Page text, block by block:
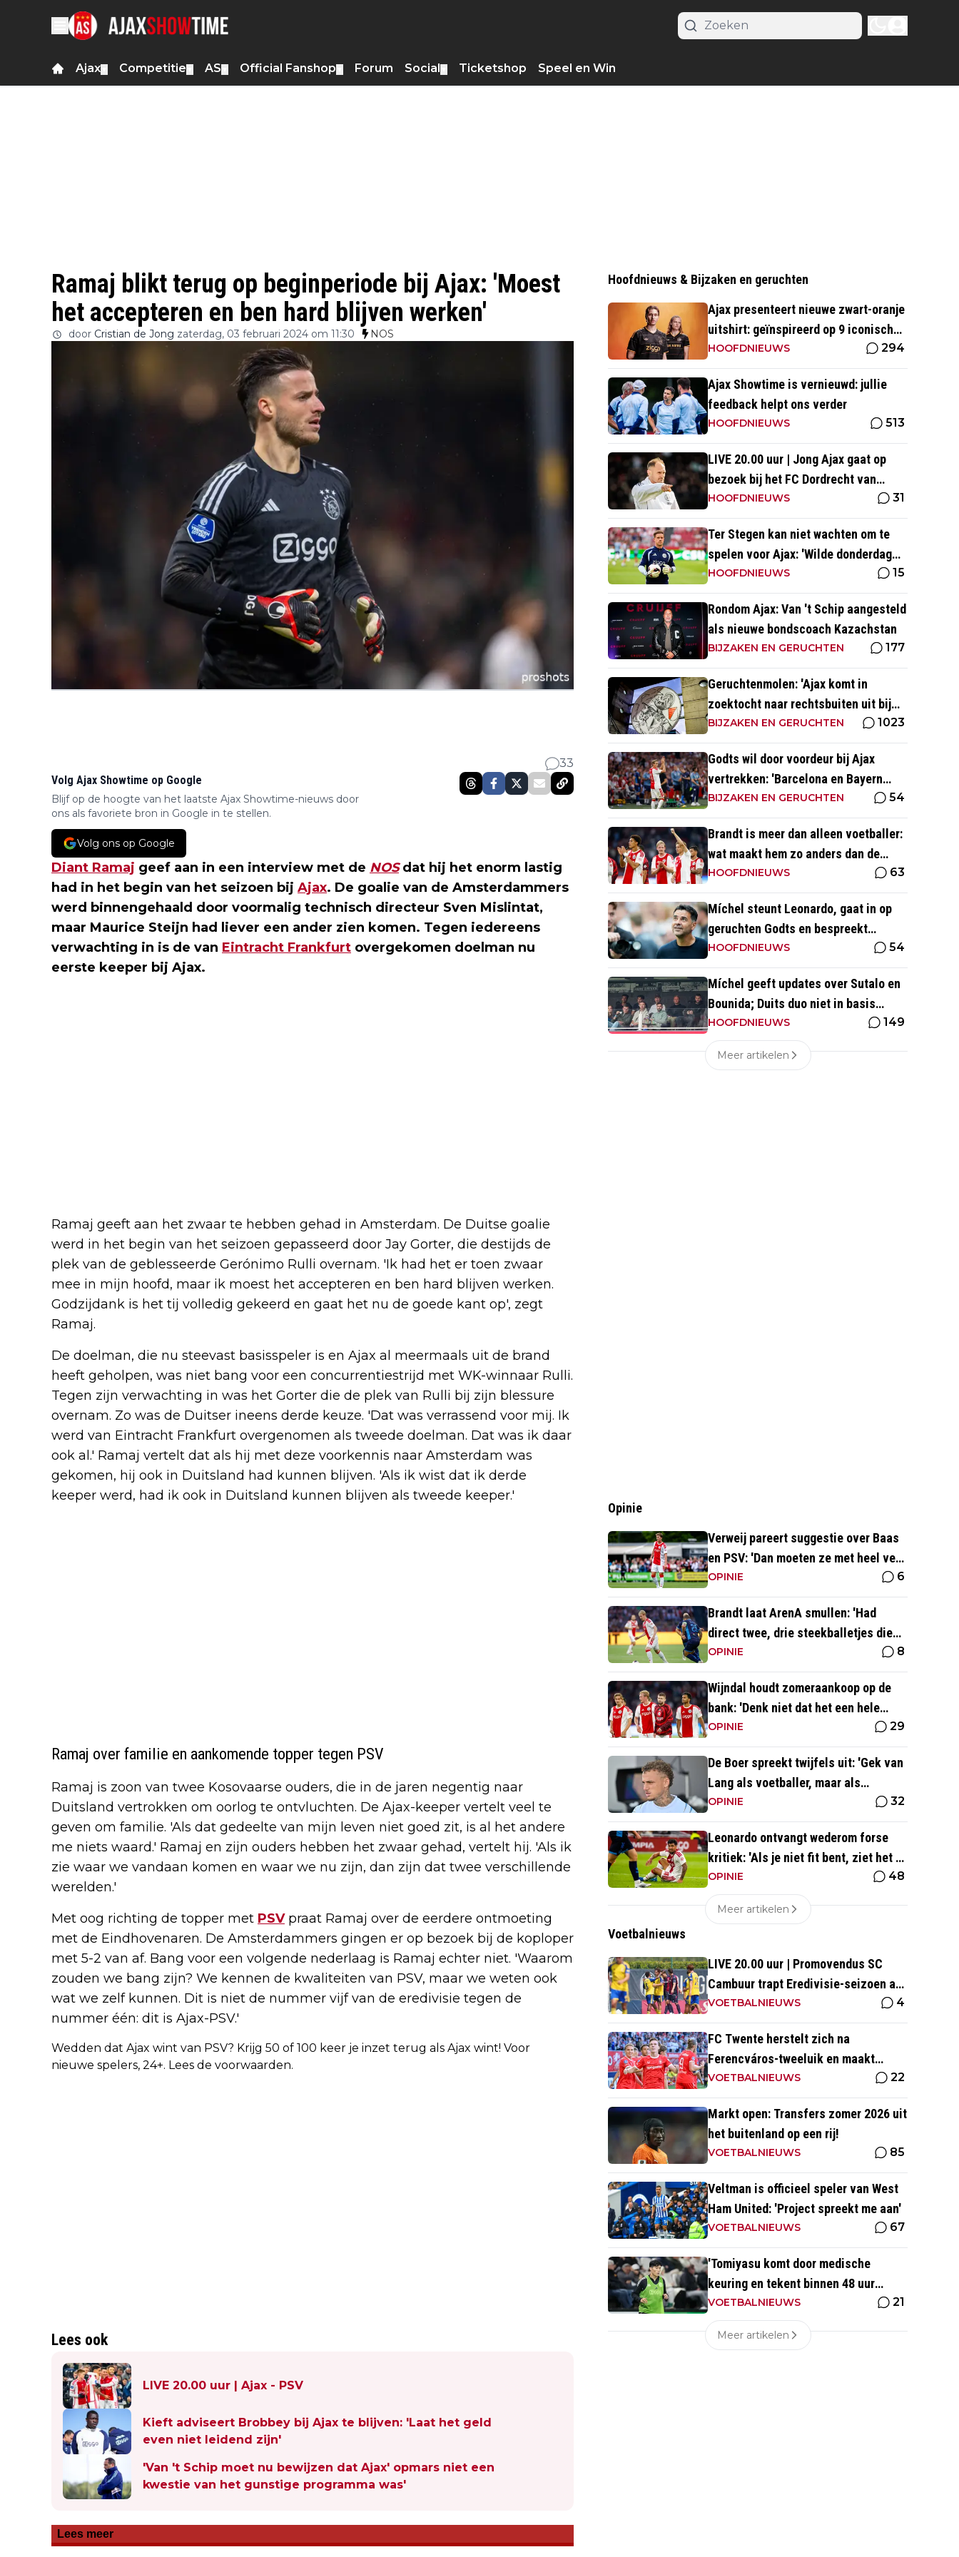
Ajax Competitie AS Official Fanshop Forum Social Ticketshop Speel en Win
Ramaj blikt terug op beginperiode bij Ajax: 'Moest
het accepteren en ben hard blijven werken'
door Cristian de Jong zaterdag, 03 februari 2024 om 11:30 NOS
33
Volg Ajax Showtime op Google
Blijf op de hoogte van het laatste Ajax Showtime-nieuws door
ons als favoriete bron in Google in te stellen.
Volg ons op Google
Diant Ramaj geef aan in een interview met de NOSdat hij het enorm lastig
had in het begin van het seizoen bij Ajax. De goalie van de Amsterdammers
werd binnengehaald door voormalig technisch directeur Sven Mislintat,
maar Maurice Steijn had liever een ander zien komen. Tegen iedereens
verwachting in is de van Eintracht Frankfurt overgekomen doelman nu
eerste keeper bij Ajax.
Ramaj geeft aan het zwaar te hebben gehad in Amsterdam. De Duitse goalie
werd in het begin van het seizoen gepasseerd door Jay Gorter, die destijds de
plek van de geblesseerde Gerónimo Rulli overnam. 'Ik had het er toen zwaar
mee in mijn hoofd, maar ik moest het accepteren en ben hard blijven werken.
Godzijdank is het tij volledig gekeerd en gaat het nu de goede kant op', zegt
Ramaj.
De doelman, die nu steevast basisspeler is en Ajax al meermaals uit de brand
heeft geholpen, was niet bang voor een concurrentiestrijd met WK-winnaar Rulli.
Tegen zijn verwachting in was het Gorter die de plek van Rulli bij zijn blessure
overnam. Zo was de Duitser ineens derde keuze. 'Dat was verrassend voor mij. Ik
werd van Eintracht Frankfurt overgenomen als tweede doelman. Dat was ik daar
ook al.' Ramaj vertelt dat als hij met deze voorkennis naar Amsterdam was
gekomen, hij ook in Duitsland had kunnen blijven. 'Als ik wist dat ik derde
keeper werd, had ik ook in Duitsland kunnen blijven als tweede keeper.'
Ramaj over familie en aankomende topper tegen PSV
Ramaj is zoon van twee Kosovaarse ouders, die in de jaren negentig naar
Duitsland vertrokken om oorlog te ontvluchten. De Ajax-keeper vertelt veel te
geven om familie. 'Als dat gedeelte van mijn leven niet goed zit, is al het andere
me niets waard.' Ramaj en zijn ouders hebben het zwaar gehad, vertelt hij. 'Als ik
zie waar we vandaan komen en waar we nu zijn, dan zijn dat twee verschillende
werelden.'
Met oog richting de topper met PSVpraat Ramaj over de eerdere ontmoeting
met de Eindhovenaren. De Amsterdammers gingen er op bezoek bij de koploper
met 5-2 van af. Bang voor een volgende nederlaag is Ramaj echter niet. 'Waarom
zouden we bang zijn? We kennen de kwaliteiten van PSV, maar we weten ook
wat we zelf kunnen. Dit is niet de nummer vijf van de eredivisie tegen de
nummer één: dit is Ajax-PSV.'
Wedden dat Ajax wint van PSV? Krijg 50 of 100 keer je inzet terug als Ajax wint! Voor
nieuwe spelers, 24+. Lees de voorwaarden.
Lees ook
LIVE 20.00 uur | Ajax - PSV
Kieft adviseert Brobbey bij Ajax te blijven: 'Laat het geld
even niet leidend zijn'
'Van 't Schip moet nu bewijzen dat Ajax' opmars niet een
kwestie van het gunstige programma was'
Hoofdnieuws & Bijzaken en geruchten
Ajax presenteert nieuwe zwart-oranje
uitshirt: geïnspireerd op 9 iconische
momenten uit clubhistorie
HOOFDNIEUWS 294
Ajax Showtime is vernieuwd: jullie
feedback helpt ons verder
HOOFDNIEUWS 513
LIVE 20.00 uur | Jong Ajax gaat op
bezoek bij het FC Dordrecht van
Nuijten
HOOFDNIEUWS 31
Ter Stegen kan niet wachten om te
spelen voor Ajax: 'Wilde donderdag
ook op het veld staan'
HOOFDNIEUWS 15
Rondom Ajax: Van 't Schip aangesteld
als nieuwe bondscoach Kazachstan
BIJZAKEN EN GERUCHTEN 177
Geruchtenmolen: 'Ajax komt in
zoektocht naar rechtsbuiten uit bij
Couto'
BIJZAKEN EN GERUCHTEN 1023
Godts wil door voordeur bij Ajax
vertrekken: 'Barcelona en Bayern
waren ook heel serieus'
BIJZAKEN EN GERUCHTEN 54
Brandt is meer dan alleen voetballer:
wat maakt hem zo anders dan de
'gemiddelde' voetballer?
HOOFDNIEUWS 63
Míchel steunt Leonardo, gaat in op
geruchten Godts en bespreekt
toekomst Baas bij Ajax
HOOFDNIEUWS 54
Míchel geeft updates over Sutalo en
Bounida; Duits duo niet in basis
tegen PEC Zwolle
HOOFDNIEUWS 149
Meer artikelen
Opinie
Verweij pareert suggestie over Baas
en PSV: 'Dan moeten ze met heel veel
geld over de brug komen'
OPINIE 6
Brandt laat ArenA smullen: 'Had
direct twee, drie steekballetjes die
gewoon perfect waren'
OPINIE 8
Wijndal houdt zomeraankoop op de
bank: 'Denk niet dat het een hele
goede verdediger is'
OPINIE 29
De Boer spreekt twijfels uit: 'Gek van
Lang als voetballer, maar als
persoonlijkheid niet'
OPINIE 32
Leonardo ontvangt wederom forse
kritiek: 'Als je niet fit bent, ziet het er
best wel slecht uit'
OPINIE 48
Meer artikelen
Voetbalnieuws
LIVE 20.00 uur | Promovendus SC
Cambuur trapt Eredivisie-seizoen af
tegen Excelsior
VOETBALNIEUWS 4
FC Twente herstelt zich na
Ferencváros-tweeluik en maakt
gehakt van Slowaakse opponent
VOETBALNIEUWS 22
Markt open: Transfers zomer 2026 uit
het buitenland op een rij!
VOETBALNIEUWS 85
Veltman is officieel speler van West
Ham United: 'Project spreekt me aan'
VOETBALNIEUWS 67
'Tomiyasu komt door medische
keuring en tekent binnen 48 uur
contract bij nieuwe club'
VOETBALNIEUWS 21
Meer artikelen